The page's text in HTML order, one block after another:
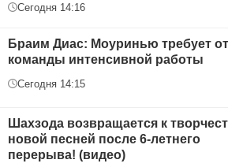
Сегодня 14:16
Браим Диас: Моуринью требует от
команды интенсивной работы
Сегодня 14:15
Шахзода возвращается к
новой песней после 6-летнего
перерыва! (видео)